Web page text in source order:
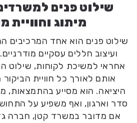
שילוט פנים
מיתוג
שילוט פנים הוא אחד המרכיבים
ועיצוב חללים עסקיים
אחראי למשיכת לקוחות, שילוט
אותם לאורך כל חוויית
היציאה. הוא מסייע בהתמצאות,
סדר וארגון, ואף משפיע על
אם מדובר במשרד קטן, חברה